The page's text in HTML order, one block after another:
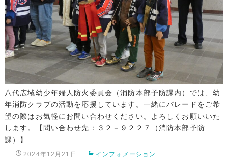
八代広域幼少年婦人防火委員会（消防本部予防課内）では、幼
年消防クラブの活動を応援しています。一緒にパレードをご希
望の際はお気軽にお問い合わせください。よろしくお願いいた
します。【問い合わせ先：３２－９２２７（消防本部予防
課）】
2024年12月21日 インフォメーション